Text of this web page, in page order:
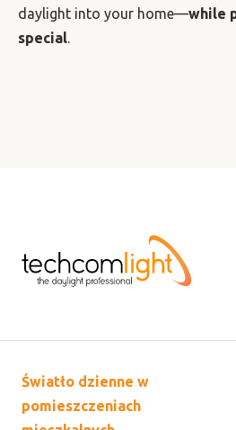
daylight into your home—while
special.
Światło dzienne w
pomieszczeniach